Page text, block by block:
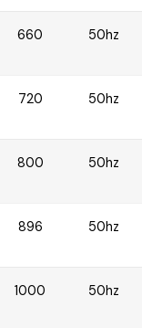
660 50hz
720 50hz
800 50hz
896 50hz
1000 50hz